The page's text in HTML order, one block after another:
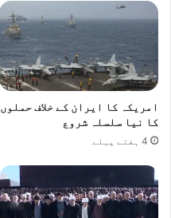
امریکہ کا ایران کے خلاف حملوں
کا نیا سلسلہ شروع
4 ہفتے پہلے